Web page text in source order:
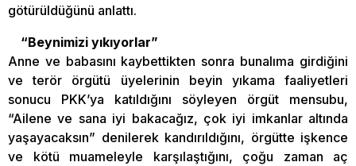
götürüldüğünü anlattı.
“Beynimizi yıkıyorlar”
Anne ve babasını kaybettikten sonra bunalıma girdiğini
ve terör örgütü üyelerinin beyin yıkama faaliyetleri
sonucu PKK’ya katıldığını söyleyen örgüt mensubu,
“Ailene ve sana iyi bakacağız, çok iyi imkanlar altında
yaşayacaksın” denilerek kandırıldığını, örgütte işkence
ve kötü muameleyle karşılaştığını, çoğu zaman aç